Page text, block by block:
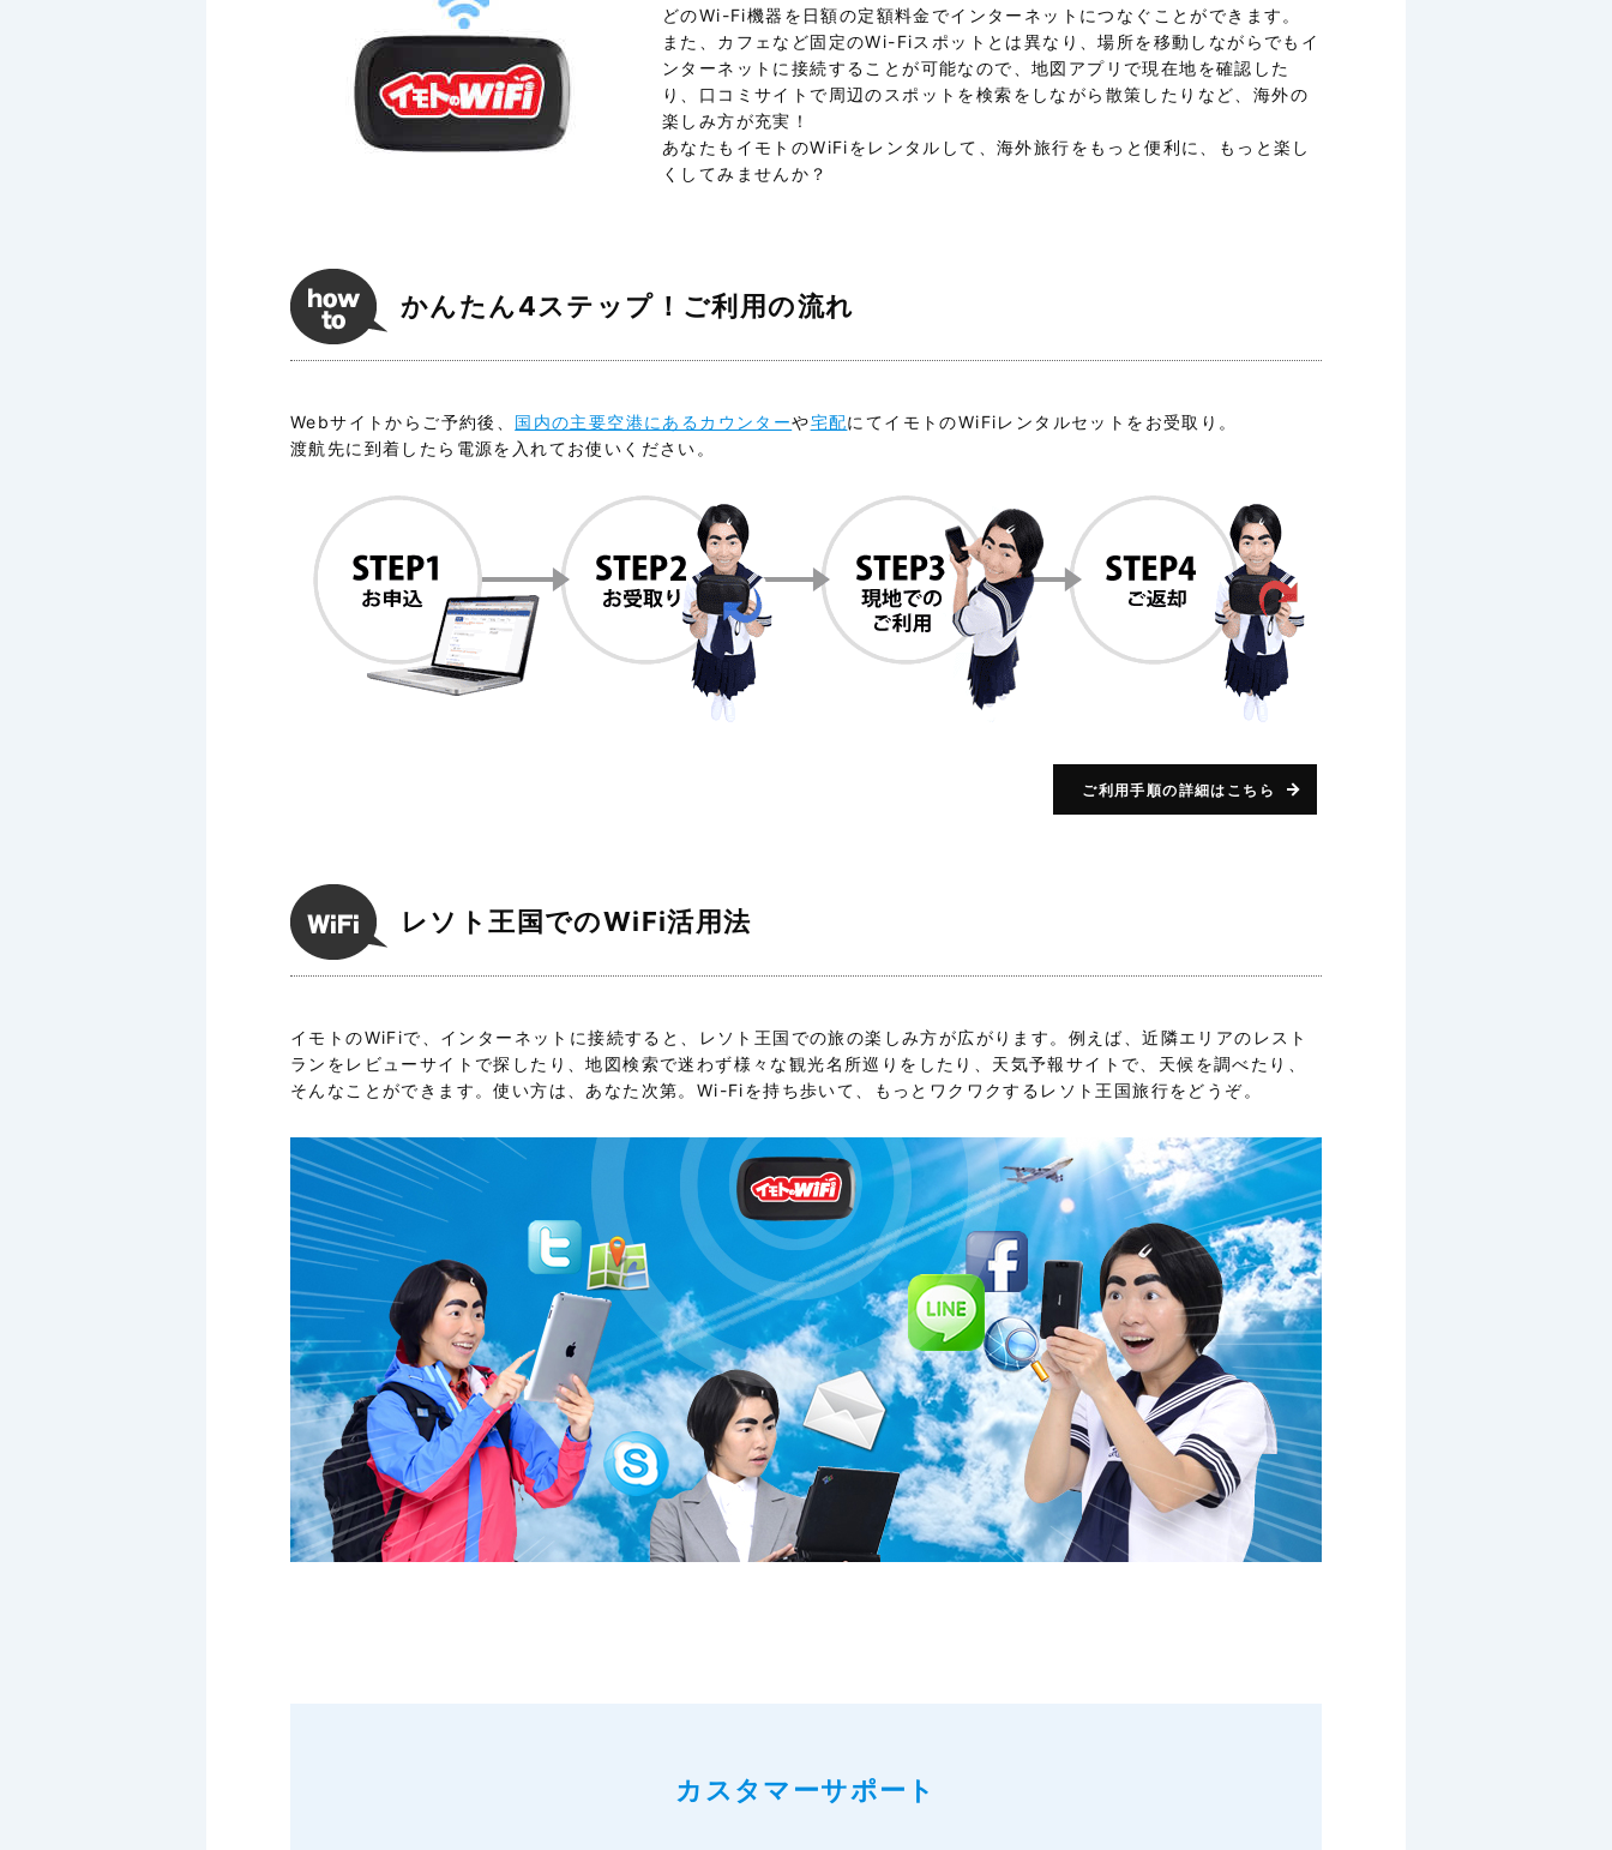
どのWi-Fi機器を日額の定額料金でインターネットにつなぐことができます。
また、カフェなど固定のWi-Fiスポットとは異なり、場所を移動しながらでもイ
ンターネットに接続することが可能なので、地図アプリで現在地を確認した
り、口コミサイトで周辺のスポットを検索をしながら散策したりなど、海外の
楽しみ方が充実！
あなたもイモトのWiFiをレンタルして、海外旅行をもっと便利に、もっと楽し
くしてみませんか？
かんたん4ステップ！ご利用の流れ
Webサイトからご予約後、 国内の主要空港にあるカウンターや宅配にてイモトのWiFiレンタルセットをお受取り。
渡航先に到着したら電源を入れてお使いください。
ご利用手順の詳細はこちら
レソト王国でのWiFi活用法
イモトのWiFiで、インターネットに接続すると、レソト王国での旅の楽しみ方が広がります。例えば、近隣エリアのレスト
ランをレビューサイトで探したり、地図検索で迷わず様々な観光名所巡りをしたり、天気予報サイトで、天候を調べたり、
そんなことができます。使い方は、あなた次第。Wi-Fiを持ち歩いて、もっとワクワクするレソト王国旅行をどうぞ。
カスタマーサポート